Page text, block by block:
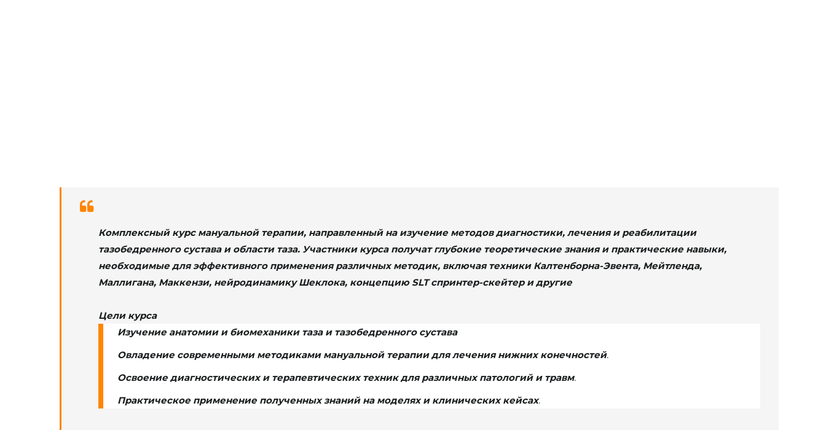
Комплексный курс мануальной терапии, направленный на изучение методов диагностики, лечения и реабилитации
тазобедренного сустава и области таза. Участники курса получат глубокие теоретические знания и практические навыки,
необходимые для эффективного применения различных методик, включая техники Калтенборна-Эвента, Мейтленда,
Маллигана, Маккензи, нейродинамику Шеклока, концепцию SLT спринтер-скейтер и другие
Цели курса
Изучение анатомии и биомеханики таза и тазобедренного сустава
Овладение современными методиками мануальной терапии для лечения нижних конечностей.
Освоение диагностических и терапевтических техник для различных патологий и травм.
Практическое применение полученных знаний на моделях и клинических кейсах.